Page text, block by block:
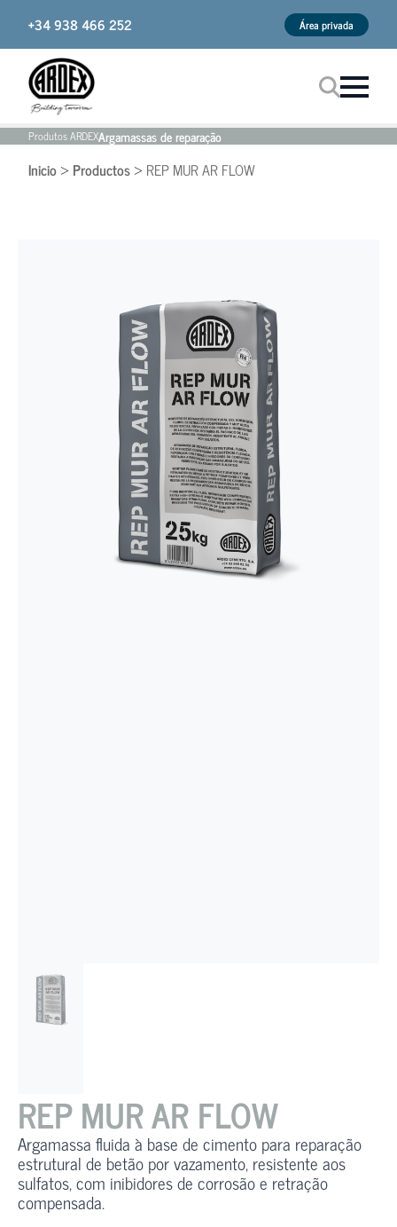
+34 938 466 252 Área privada
Procurar
Inicio > Productos > REP MUR AR FLOW
REP MUR AR FLOW
Argamassa fluida à base de cimento para reparação
estrutural de betão por vazamento, resistente aos
sulfatos, com inibidores de corrosão e retração
compensada.
Produtos ARDEXArgamassas de reparação